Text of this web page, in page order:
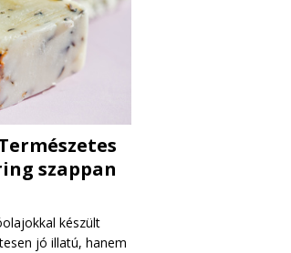
szappan
készült
jó illatú, hanem